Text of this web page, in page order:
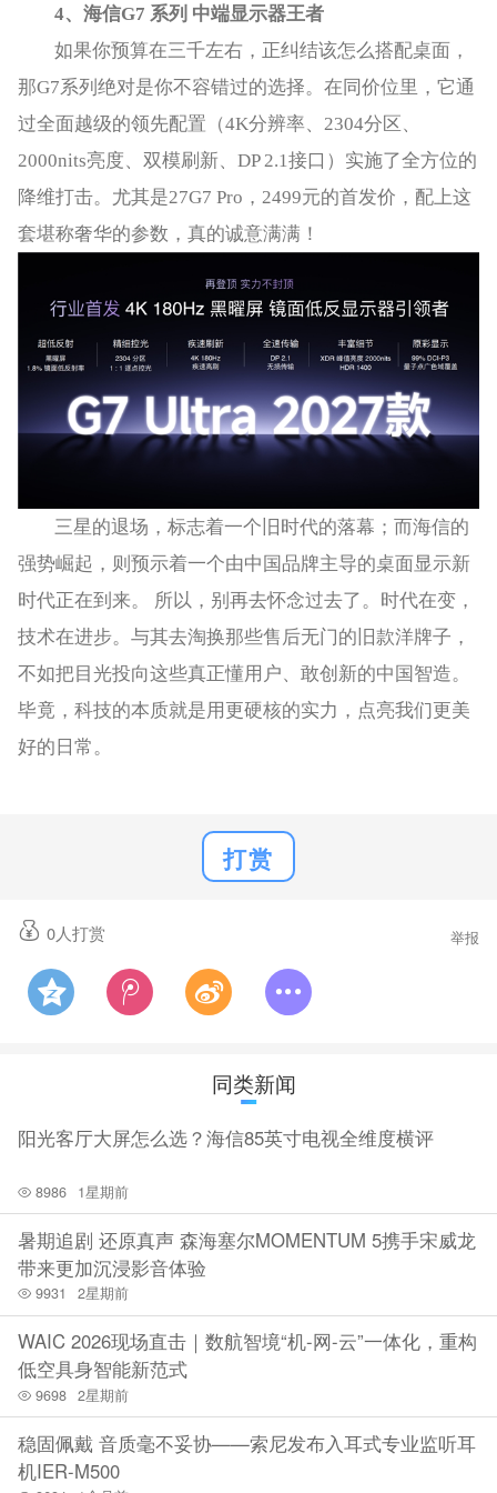
4、海信G7 系列 中端显示器王者
如果你预算在三千左右，正纠结该怎么搭配桌面，
那G7系列绝对是你不容错过的选择。在同价位里，它通
过全面越级的领先配置（4K分辨率、2304分区、
2000nits亮度、双模刷新、DP 2.1接口）实施了全方位的
降维打击。尤其是27G7 Pro，2499元的首发价，配上这
套堪称奢华的参数，真的诚意满满！
三星的退场，标志着一个旧时代的落幕；而海信的
强势崛起，则预示着一个由中国品牌主导的桌面显示新
时代正在到来。 所以，别再去怀念过去了。时代在变，
技术在进步。与其去淘换那些售后无门的旧款洋牌子，
不如把目光投向这些真正懂用户、敢创新的中国智造。
毕竟，科技的本质就是用更硬核的实力，点亮我们更美
好的日常。
打赏
0人打赏 举报
同类新闻
阳光客厅大屏怎么选？海信85英寸电视全维度横评
8986 1星期前
暑期追剧 还原真声 森海塞尔MOMENTUM 5携手宋威龙
带来更加沉浸影音体验
9931 2星期前
WAIC 2026现场直击｜数航智境“机-网-云”一体化，重构
低空具身智能新范式
9698 2星期前
稳固佩戴 音质毫不妥协——索尼发布入耳式专业监听耳
机IER-M500